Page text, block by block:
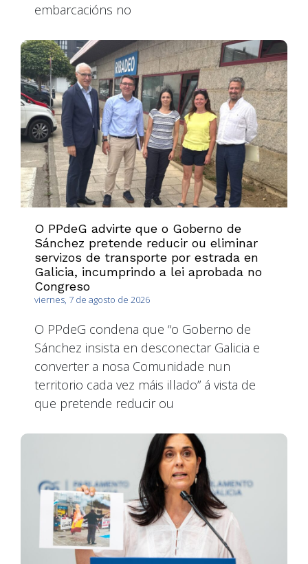
embarcacións no
O PPdeG advirte que o Goberno de
Sánchez pretende reducir ou eliminar
servizos de transporte por estrada en
Galicia, incumprindo a lei aprobada no
Congreso
viernes, 7 de agosto de 2026
O PPdeG condena que “o Goberno de
Sánchez insista en desconectar Galicia e
converter a nosa Comunidade nun
territorio cada vez máis illado” á vista de
que pretende reducir ou